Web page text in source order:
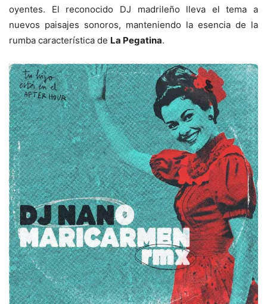
oyentes. El reconocido DJ madrileño lleva el tema a
nuevos paisajes sonoros, manteniendo la esencia de la
rumba característica de La Pegatina.